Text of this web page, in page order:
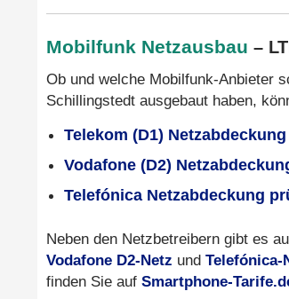
Mobilfunk Netzausbau –
Ob und welche Mobilfunk-Anbieter
Schillingstedt ausgebaut haben,
Telekom (D1)
Vodafone (D2)
Telefónica Netzabdeckung
Neben den Netzbetreibern gibt es
Vodafone D2-Netz und Telefónica-
finden Sie auf Smartphone-